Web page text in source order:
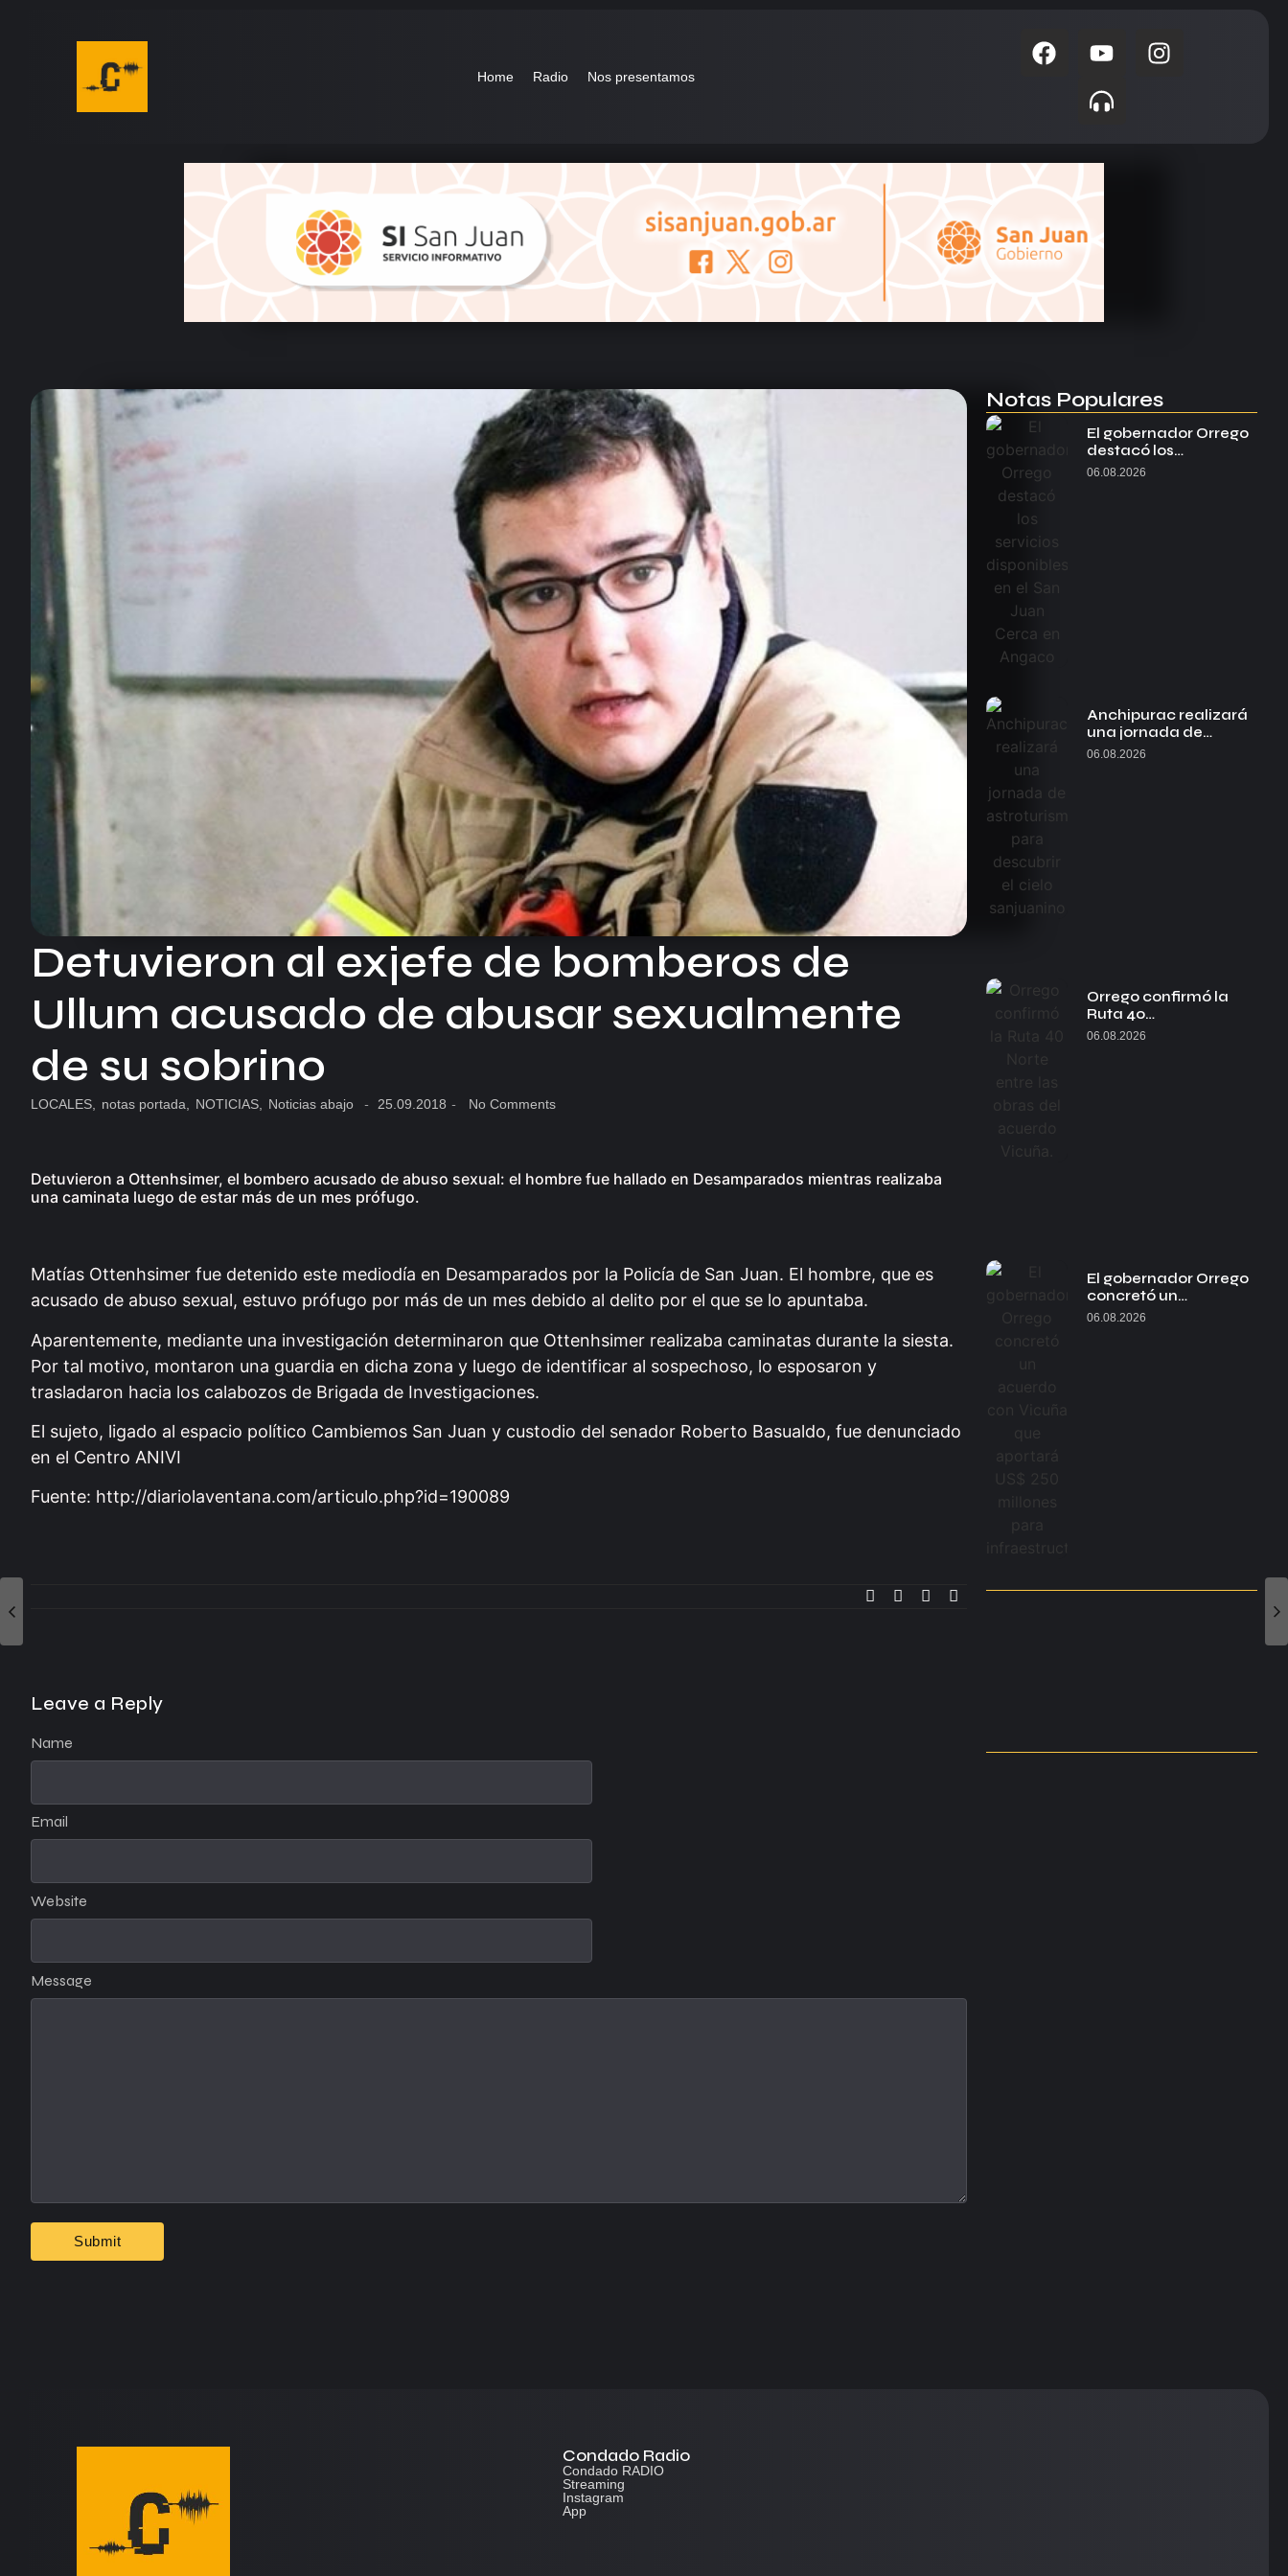
Home Radio Nos presentamos
Detuvieron al exjefe de bomberos de
Ullum acusado de abusar sexualmente
de su sobrino
LOCALES notas portada NOTICIAS Noticias abajo - 25.09.2018 - No Comments
Detuvieron a Ottenhsimer, el bombero acusado de abuso sexual: el hombre fue hallado en Desamparados mientras realizaba
una caminata luego de estar más de un mes prófugo.
Matías Ottenhsimer fue detenido este mediodía en Desamparados por la Policía de San Juan. El hombre, que es
acusado de abuso sexual, estuvo prófugo por más de un mes debido al delito por el que se lo apuntaba.
Aparentemente, mediante una investigación determinaron que Ottenhsimer realizaba caminatas durante la siesta.
Por tal motivo, montaron una guardia en dicha zona y luego de identificar al sospechoso, lo esposaron y
trasladaron hacia los calabozos de Brigada de Investigaciones.
El sujeto, ligado al espacio político Cambiemos San Juan y custodio del senador Roberto Basualdo, fue denunciado
en el Centro ANIVI
Fuente: http://diariolaventana.com/articulo.php?id=190089
Leave a Reply
Message
Name
Email
Website
Notas Populares
El gobernador Orrego
destacó los…
06.08.2026
Anchipurac realizará
una jornada de…
06.08.2026
Orrego confirmó la
Ruta 40…
06.08.2026
El gobernador Orrego
concretó un…
06.08.2026
Condado Radio
Condado RADIO
Streaming
Instagram
App